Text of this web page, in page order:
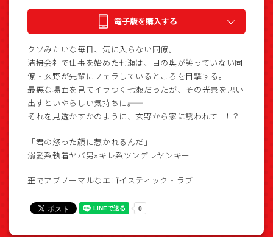
電子版を購入する
クソみたいな毎日、気に入らない同僚。
清掃会社で仕事を始めた七瀬は、目の奥が笑っていない同
僚・玄野が先輩にフェラしているところを目撃する。
最悪な場面を見てイラつく七瀬だったが、その光景を思い
出すといやらしい気持ちに――。
それを見透かすかのように、玄野から家に誘われて…！？
「君の怒った顔に惹かれるんだ」
溺愛系執着ヤバ男×キレ系ツンデレヤンキー
歪でアブノーマルなエゴイスティック・ラブ